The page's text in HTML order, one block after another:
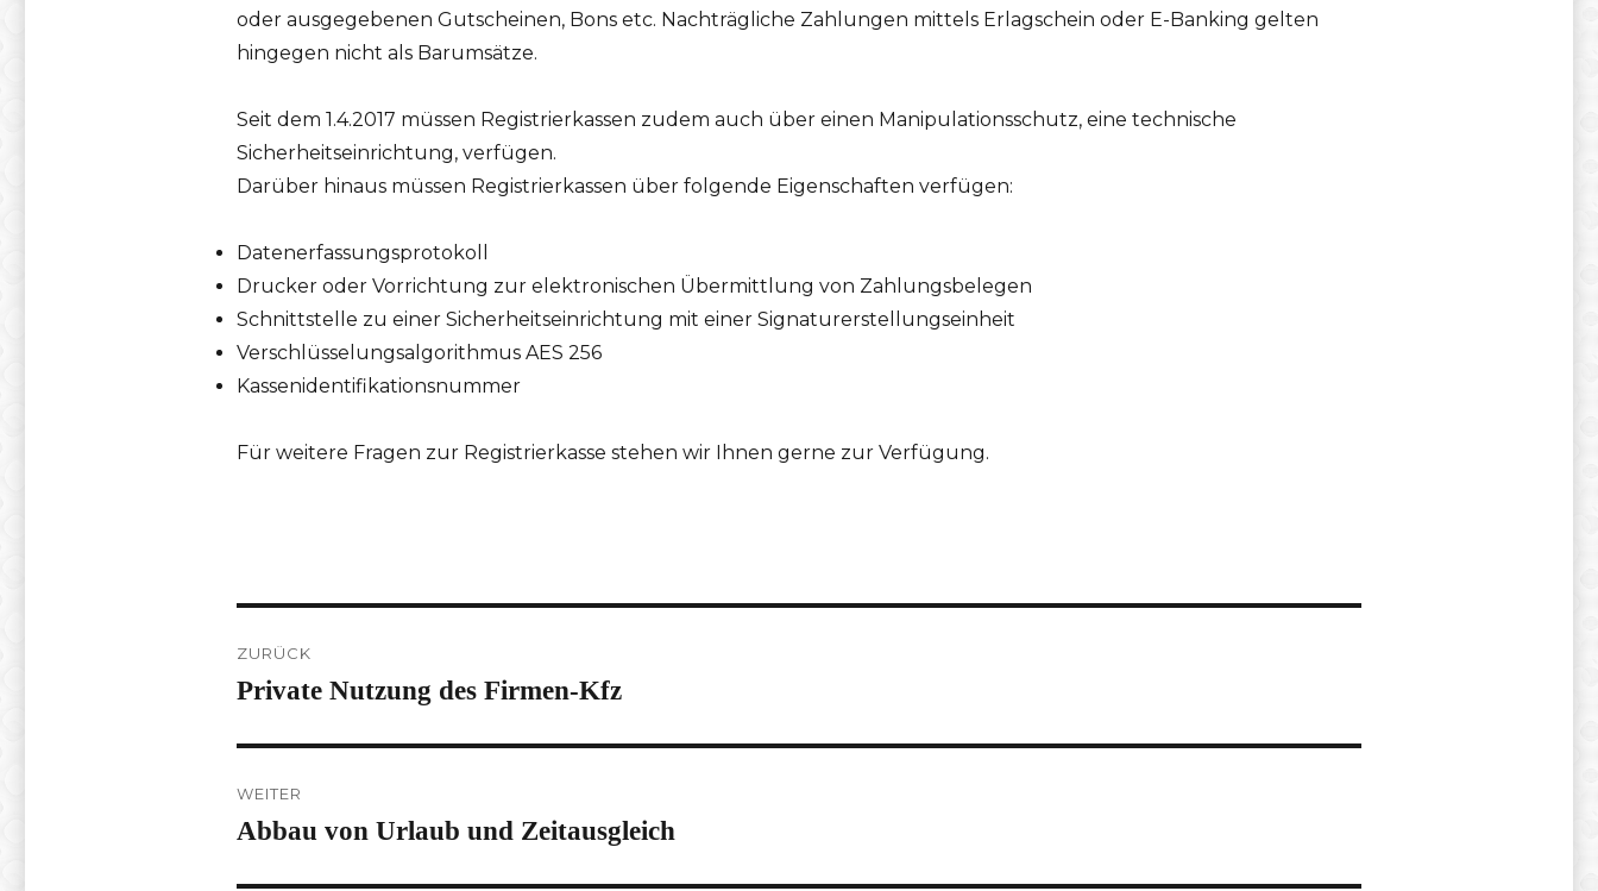
oder ausgegebenen Gutscheinen, Bons etc. Nachträgliche Zahlungen mittels Erlagschein oder E-Banking gelten
hingegen nicht als Barumsätze.
Seit dem 1.4.2017 müssen Registrierkassen zudem auch über einen Manipulationsschutz, eine technische
Sicherheitseinrichtung, verfügen.
Darüber hinaus müssen Registrierkassen über folgende Eigenschaften verfügen:
Datenerfassungsprotokoll
Drucker oder Vorrichtung zur elektronischen Übermittlung von Zahlungsbelegen
Schnittstelle zu einer Sicherheitseinrichtung mit einer Signaturerstellungseinheit
Verschlüsselungsalgorithmus AES 256
Kassenidentifikationsnummer
Für weitere Fragen zur Registrierkasse stehen wir Ihnen gerne zur Verfügung.
ZURÜCK
Vorheriger
Private Nutzung des Firmen-Kfz
WEITER
Nächster
Abbau von Urlaub und Zeitausgleich